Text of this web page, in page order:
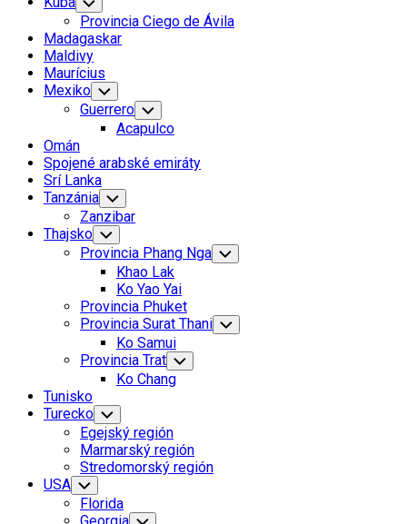
Child
Menu
Provincia Ciego de Ávila
Madagaskar
Maldivy
Maurícius
Mexiko Toggle
Child
Menu
Guerrero Toggle
Child
Menu
Acapulco
Omán
Spojené arabské emiráty
Srí Lanka
Tanzánia Toggle
Child
Menu
Zanzibar
Thajsko Toggle
Child
Menu
Provincia Phang Nga Toggle
Child
Khao Lak
Ko Yao Yai
Provincia Phuket
Provincia Surat Thani Toggle
Child
Ko Samui
Provincia Trat Toggle
Child
Menu
Ko Chang
Tunisko
Current
Page
Parent
Turecko Toggle
Child
Menu
Egejský región
Current
Page:
Marmarský región
Stredomorský región
USA Toggle
Child
Menu
Florida
Toggle